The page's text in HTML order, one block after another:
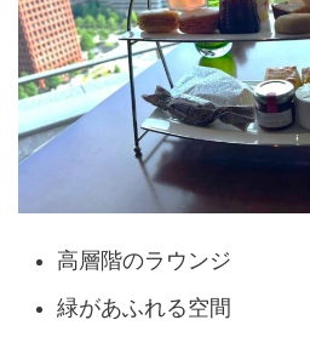
高層階のラウンジ
緑があふれる空間